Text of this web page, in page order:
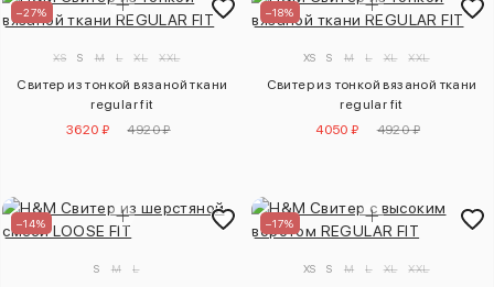
–27%
XS S M L XL XXL
Свитер из тонкой вязаной ткани
regular fit
3620 ₽
4920 ₽
–18%
XS S M L XL XXL
Свитер из тонкой вязаной ткани
regular fit
4050 ₽
4920 ₽
–14%
S M L
–17%
XS S M L XL XXL